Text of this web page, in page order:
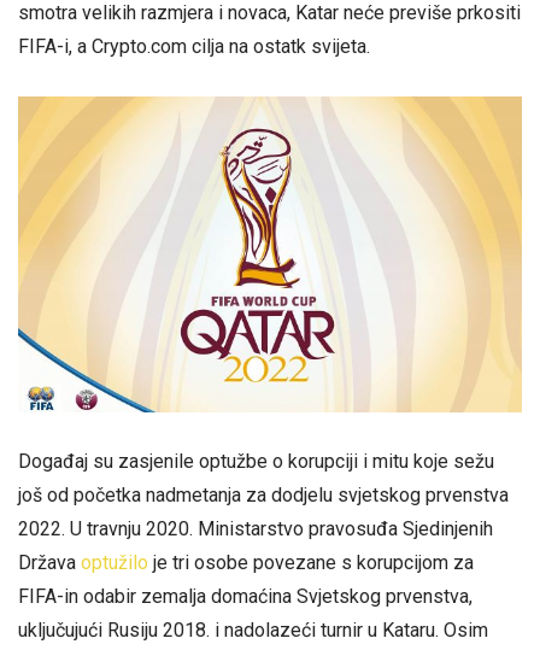
smotra velikih razmjera i novaca, Katar neće previše prkositi
FIFA-i, a Crypto.com cilja na ostatk svijeta.
Događaj su zasjenile optužbe o korupciji i mitu koje sežu
još od početka nadmetanja za dodjelu svjetskog prvenstva
2022. U travnju 2020. Ministarstvo pravosuđa Sjedinjenih
Država optužilo je tri osobe povezane s korupcijom za
FIFA-in odabir zemalja domaćina Svjetskog prvenstva,
uključujući Rusiju 2018. i nadolazeći turnir u Kataru. Osim